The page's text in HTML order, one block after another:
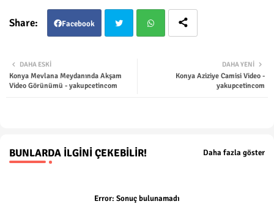
Facebook
ter
DAHA YENI
Konya Aziziye Camisi Video -
yakupcetincom
DAHA ESKI
Konya Mevlana Meydanında Akşam
Video Görünümü - yakupcetincom
BUNLARDA İLGINI ÇEKEBILIR! Daha fazla göster
Error: Sonuç bulunamadı